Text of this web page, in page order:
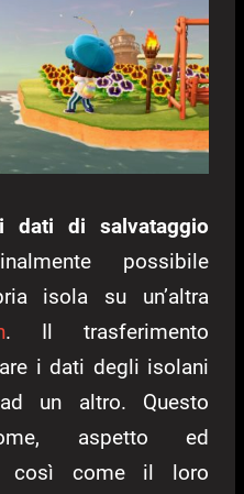
dati di salvataggio
possibile
isola su un’altra
. Il trasferimento
i dati degli isolani
un altro. Questo
aspetto ed
così come il loro